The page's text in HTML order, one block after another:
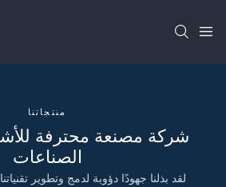
منتجاتنا
شركة مصنعة محترفة
الصناعات
لقد بذلنا جهودًا دؤوبة لدمج وتطوير